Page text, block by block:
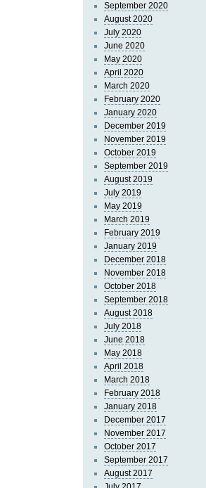
September 2020
August 2020
July 2020
June 2020
May 2020
April 2020
March 2020
February 2020
January 2020
December 2019
November 2019
October 2019
September 2019
August 2019
July 2019
May 2019
March 2019
February 2019
January 2019
December 2018
November 2018
October 2018
September 2018
August 2018
July 2018
June 2018
May 2018
April 2018
March 2018
February 2018
January 2018
December 2017
November 2017
October 2017
September 2017
August 2017